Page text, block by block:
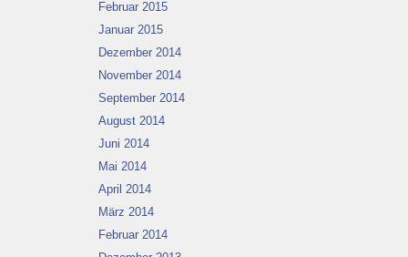
Februar 2015
Januar 2015
Dezember 2014
November 2014
September 2014
August 2014
Juni 2014
Mai 2014
April 2014
März 2014
Februar 2014